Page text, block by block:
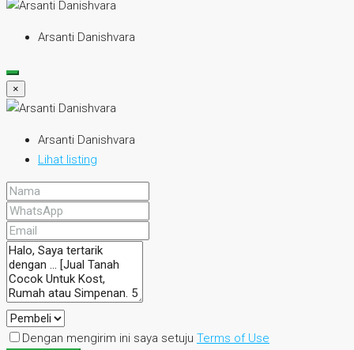
Arsanti Danishvara
×
Arsanti Danishvara
Lihat listing
Dengan mengirim ini saya setuju Terms of Use